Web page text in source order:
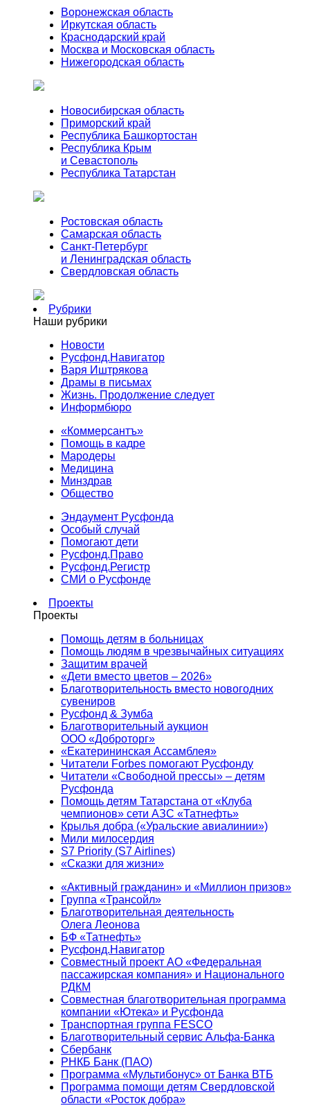
Воронежская область
Иркутская область
Краснодарский край
Москва и Московская область
Нижегородская область
Новосибирская область
Приморский край
Республика Башкортостан
Республика Крым
и Севастополь
Республика Татарстан
Ростовская область
Самарская область
Санкт-Петербург
и Ленинградская область
Свердловская область
Рубрики
Наши рубрики
Новости
Русфонд.Навигатор
Варя Иштрякова
Драмы в письмах
Жизнь. Продолжение следует
Информбюро
«Коммерсантъ»
Помощь в кадре
Мародеры
Медицина
Минздрав
Общество
Эндаумент Русфонда
Особый случай
Помогают дети
Русфонд.Право
Русфонд.Регистр
СМИ о Русфонде
Проекты
Проекты
Помощь детям в больницах
Помощь людям в чрезвычайных ситуациях
Защитим врачей
«Дети вместо цветов – 2026»
Благотворительность вместо новогодних
сувениров
Русфонд & Зумба
Благотворительный аукцион
ООО «Доброторг»
«Екатерининская Ассамблея»
Читатели Forbes помогают Русфонду
Читатели «Свободной прессы» – детям
Русфонда
Помощь детям Татарстана от «Клуба
чемпионов» сети АЗС «Татнефть»
Крылья добра («Уральские авиалинии»)
Мили милосердия
S7 Priority (S7 Airlines)
«Сказки для жизни»
«Активный гражданин» и «Миллион призов»
Группа «Трансойл»
Благотворительная деятельность
Олега Леонова
БФ «Татнефть»
Русфонд.Навигатор
Совместный проект АО «Федеральная
пассажирская компания» и Национального
РДКМ
Совместная благотворительная программа
компании «Ютека» и Русфонда
Транспортная группа FESCO
Благотворительный сервис Альфа-Банка
Сбербанк
РНКБ Банк (ПАО)
Программа «Мультибонус» от Банка ВТБ
Программа помощи детям Свердловской
области «Росток добра»